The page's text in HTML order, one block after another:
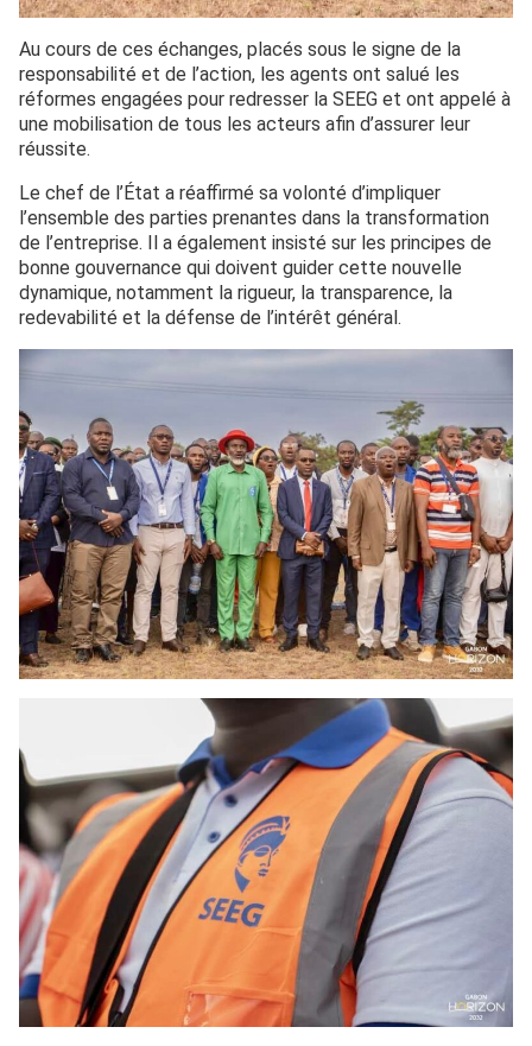
Au cours de ces échanges, placés sous le signe de la
responsabilité et de l’action, les agents ont salué les
réformes engagées pour redresser la SEEG et ont appelé à
une mobilisation de tous les acteurs afin d’assurer leur
réussite.
Le chef de l’État a réaffirmé sa volonté d’impliquer
l’ensemble des parties prenantes dans la transformation
de l’entreprise. Il a également insisté sur les principes de
bonne gouvernance qui doivent guider cette nouvelle
dynamique, notamment la rigueur, la transparence, la
redevabilité et la défense de l’intérêt général.